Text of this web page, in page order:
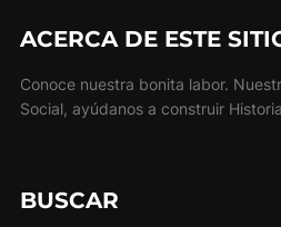
ACERCA DE ESTE
Conoce nuestra bonita labor.
Social, ayúdanos a construir
BUSCAR